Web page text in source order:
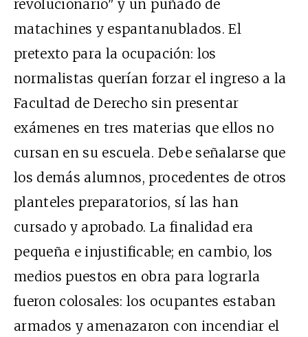
revolucionario" y un puñado de
matachines y espantanublados. El
pretexto para la ocupación: los
normalistas querían forzar el ingreso a la
Facultad de Derecho sin presentar
exámenes en tres materias que ellos no
cursan en su escuela. Debe señalarse que
los demás alumnos, procedentes de otros
planteles preparatorios, sí las han
cursado y aprobado. La finalidad era
pequeña e injustificable; en cambio, los
medios puestos en obra para lograrla
fueron colosales: los ocupantes estaban
armados y amenazaron con incendiar el